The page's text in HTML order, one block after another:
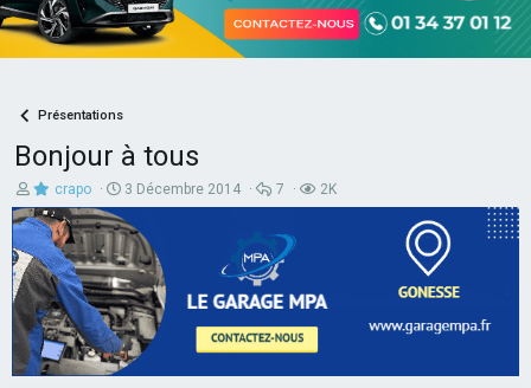
Présentations
Bonjour à tous
A
u
t
u
r
d
e
l
a
d
crapo
D
a
t
e
d
e
d
é
b
u
t
3 Décembre 2014
R
é
n
s
e
7
V
u
2K